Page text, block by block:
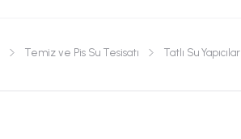
Temiz ve Pis Su Tesisatı Tatlı Su Yapıcılar